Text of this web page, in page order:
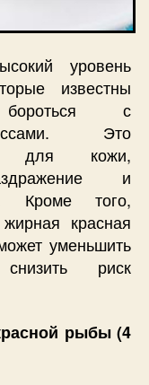
уровень
известны
с
Это
для кожи,
и
Кроме того,
красная
уменьшить
риск
рыбы (4